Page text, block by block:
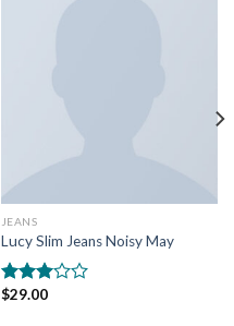
JEANS
Lucy Slim Jeans Noisy May
5
$29.00